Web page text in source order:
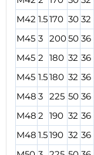
M42 1.5170 30 32
M45 3 20050 36
M45 2 180 32 36
M45 1.5180 32 36
M48 3 225 50 36
M48 2 190 32 36
M48 1.5190 32 36